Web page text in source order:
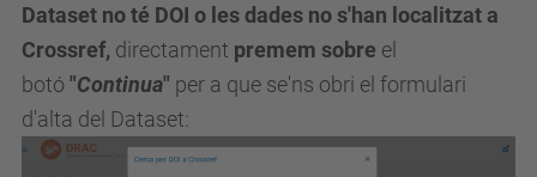
Dataset no té DOI o les dades no s'han localitzat a
Crossref, directament premem sobre el
botó "Continua" per a que se'ns obri el formulari
d'alta del Dataset: